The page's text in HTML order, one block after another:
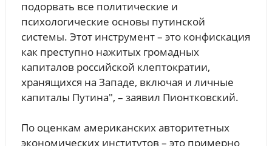
подорвать все политические и
психологические основы путинской
системы. Этот инструмент – это конфискация
как преступно нажитых громадных
капиталов российской клептократии,
хранящихся на Западе, включая и личные
капиталы Путина", – заявил Пионтковский.
По оценкам американских авторитетных
экономических институтов – это примерно